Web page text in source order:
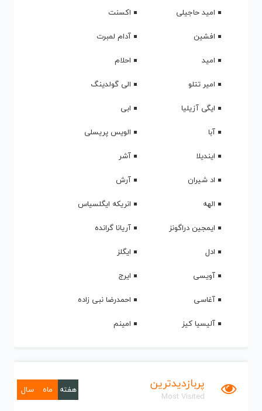
امید حاجیلی
اکسنت
افشین
آدام لمبرت
امید
احلام
امیر تتلو
الی گولدینگ
ایگی آزیلیا
ابی
آبا
الویس پریسلی
ایندیلا
آشر
اد شیران
آرش
الهه
انریکه ایگلسیاس
ایمجین دراگونز
آریانا گرانده
ادل
ایگلز
آویسی
ایرج
آغاسی
احمدرضا نبی زاده
آلیسیا کیز
امینم
پربازدیدترین
Most Visited
هفته ماه سال